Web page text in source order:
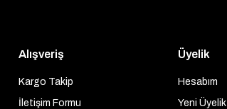
Alışveriş
Kargo Takip
İletişim Formu
Üyelik
Hesabım
Yeni Üyelik